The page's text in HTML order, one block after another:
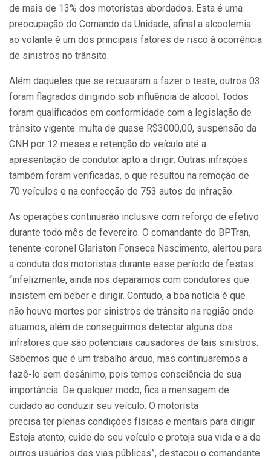
de mais de 13% dos motoristas abordados. Esta é uma
preocupação do Comando da Unidade, afinal a alcoolemia
ao volante é um dos principais fatores de risco à ocorrência
de sinistros no trânsito.
Além daqueles que se recusaram a fazer o teste, outros 03
foram flagrados dirigindo sob influência de álcool. Todos
foram qualificados em conformidade com a legislação de
trânsito vigente: multa de quase R$3000,00, suspensão da
CNH por 12 meses e retenção do veículo até a
apresentação de condutor apto a dirigir. Outras infrações
também foram verificadas, o que resultou na remoção de
70 veículos e na confecção de 753 autos de infração.
As operações continuarão inclusive com reforço de efetivo
durante todo mês de fevereiro. O comandante do BPTran,
tenente-coronel Glariston Fonseca Nascimento, alertou para
a conduta dos motoristas durante esse período de festas:
“infelizmente, ainda nos deparamos com condutores que
insistem em beber e dirigir. Contudo, a boa notícia é que
não houve mortes por sinistros de trânsito na região onde
atuamos, além de conseguirmos detectar alguns dos
infratores que são potenciais causadores de tais sinistros.
Sabemos que é um trabalho árduo, mas continuaremos a
fazê-lo sem desânimo, pois temos consciência de sua
importância. De qualquer modo, fica a mensagem de
cuidado ao conduzir seu veículo. O motorista
precisa ter plenas condições físicas e mentais para dirigir.
Esteja atento, cuide de seu veículo e proteja sua vida e a de
outros usuários das vias públicas”, destacou o comandante.